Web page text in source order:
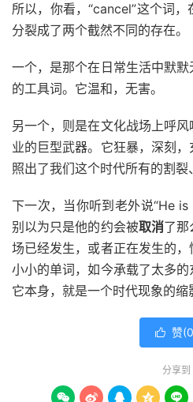
所以，你看，“cancel”这个词
分裂成了两个截然不同的存在。
一个，是那个在日常生活中默
的工具词。它温和，无害。
另一个，则是在文化战场上呼
业的巨型武器。它狂暴，深刻，
照出了我们这个时代所有的割裂
下一次，当你听到老外说“He
别以为只是他的约会被取消了那
场已经发生，或者正在发生的
小小的单词，如今承载了太多的
它本身，就是一个时代现象的缩
 赞(0
分享到
    